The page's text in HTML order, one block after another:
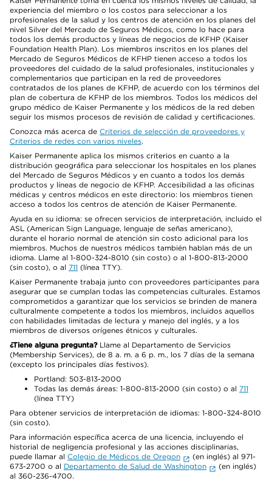
experiencia del miembro o los costos para seleccionar a los
profesionales de la salud y los centros de atención en los planes del
nivel Silver del Mercado de Seguros Médicos, como lo hace para
todos los demás productos y líneas de negocios de KFHP (Kaiser
Foundation Health Plan). Los miembros inscritos en los planes del
Mercado de Seguros Médicos de KFHP tienen acceso a todos los
proveedores del cuidado de la salud profesionales, institucionales y
complementarios que participan en la red de proveedores
contratados de los planes de KFHP, de acuerdo con los términos del
plan de cobertura de KFHP de los miembros. Todos los médicos del
grupo médico de Kaiser Permanente y los médicos de la red deben
seguir los mismos procesos de revisión de calidad y certificaciones.
Conozca más acerca de Criterios de selección de proveedores y
Criterios de redes con varios niveles.
Kaiser Permanente aplica los mismos criterios en cuanto a la
distribución geográfica para seleccionar los hospitales en los planes
del Mercado de Seguros Médicos y en cuanto a todos los demás
productos y líneas de negocio de KFHP. Accesibilidad a las oficinas
médicas y centros médicos en este directorio: los miembros tienen
acceso a todos los centros de atención de Kaiser Permanente.
Ayuda en su idioma: se ofrecen servicios de interpretación, incluido el
ASL (American Sign Language, lenguaje de señas americano),
durante el horario normal de atención sin costo adicional para los
miembros. Muchos de nuestros médicos también hablan más de un
idioma. Llame al 1-800-324-8010 (sin costo) o al 1-800-813-2000
(sin costo), o al 711 (línea TTY).
Kaiser Permanente trabaja junto con proveedores participantes para
asegurar que se cumplan todas las competencias culturales. Estamos
comprometidos a garantizar que los servicios se brinden de manera
culturalmente competente a todos los miembros, incluidos aquellos
con habilidades limitadas de lectura y manejo del inglés, y a los
miembros de diversos orígenes étnicos y culturales.
¿Tiene alguna pregunta?Llame al Departamento de Servicios
(Membership Services), de 8 a. m. a 6 p. m., los 7 días de la semana
(excepto los principales días festivos).
Portland: 503-813-2000
Todas las demás áreas: 1-800-813-2000 (sin costo) o al 711
(línea TTY)
Para obtener servicios de interpretación de idiomas: 1-800-324-8010
(sin costo).
Para información específica acerca de una licencia, incluyendo el
historial de negligencia profesional y las acciones disciplinarias,
puede llamar al Colegio de Médicos de Oregon
(en inglés) al 971-
673-2700 o al Departamento de Salud de Washington
(en inglés)
al 360-236-4700.